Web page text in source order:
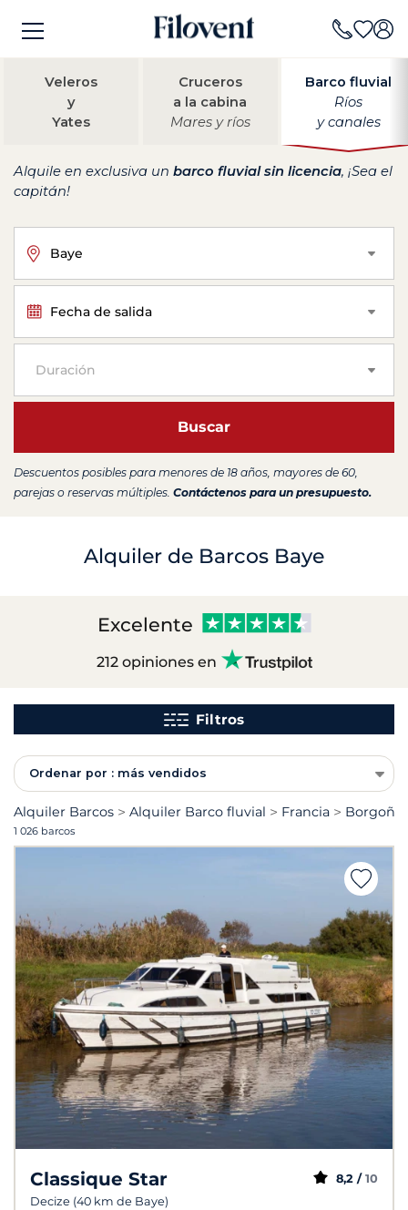
Veleros
y
Yates
Cruceros
a la cabina
Mares y ríos
Barco fluvial
Ríos
y canales
Alquile en exclusiva un barco fluvial sin licencia, ¡Sea el
capitán!
Baye
Fecha de salida
Duración
Buscar
Descuentos posibles para menores de 18 años, mayores de 60,
parejas o reservas múltiples. Contáctenos para un presupuesto.
Alquiler de Barcos Baye
Excelente
212 opiniones en
Filtros
Ordenar por : más vendidos
Alquiler Barcos Alquiler Barco fluvial Francia Borgoña
1 026 barcos
Classique Star
Decize (40 km de Baye)
8,2 / 10